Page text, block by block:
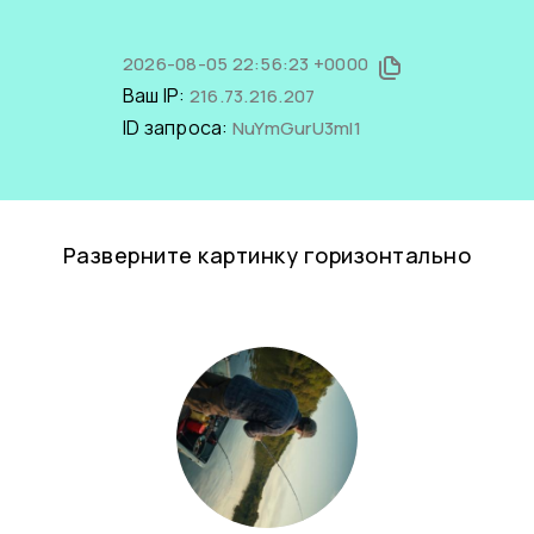
2026-08-05 22:56:23 +0000
Ваш IP: 216.73.216.207
ID запроса: NuYmGurU3mI1
Разверните картинку горизонтально